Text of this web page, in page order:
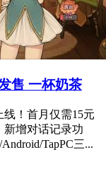
售 一杯奶茶
线！首月仅需15元
新增对话记录功
TapPC三...